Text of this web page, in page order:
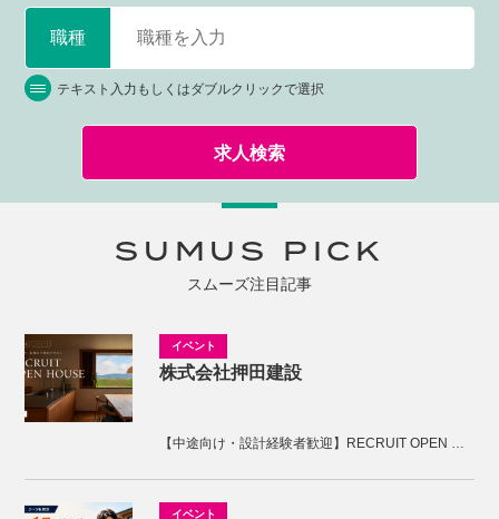
テキスト入力もしくはダブルクリックで選択
職種
求人検索
SUMUS PICK
スムーズ注目記事
株式会社押田建設